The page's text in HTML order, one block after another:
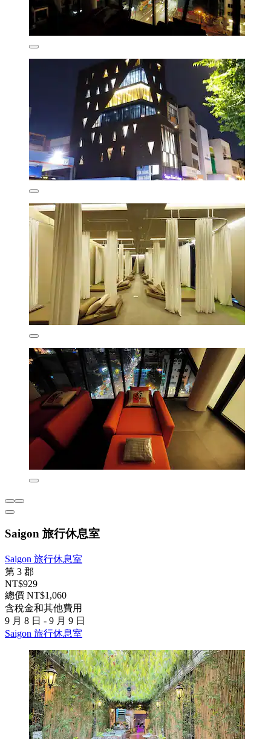
Saigon 旅行休息室
Saigon 旅行休息室
第 3 郡
NT$929
總價 NT$1,060
含稅金和其他費用
9 月 8 日 - 9 月 9 日
Saigon 旅行休息室